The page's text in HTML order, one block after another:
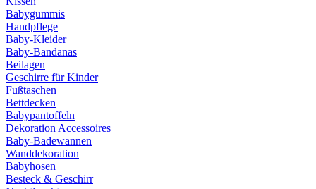
Babygummis
Handpflege
Baby-Kleider
Baby-Bandanas
Beilagen
Geschirre für Kinder
Fußtaschen
Bettdecken
Babypantoffeln
Dekoration Accessoires
Baby-Badewannen
Wanddekoration
Babyhosen
Besteck & Geschirr